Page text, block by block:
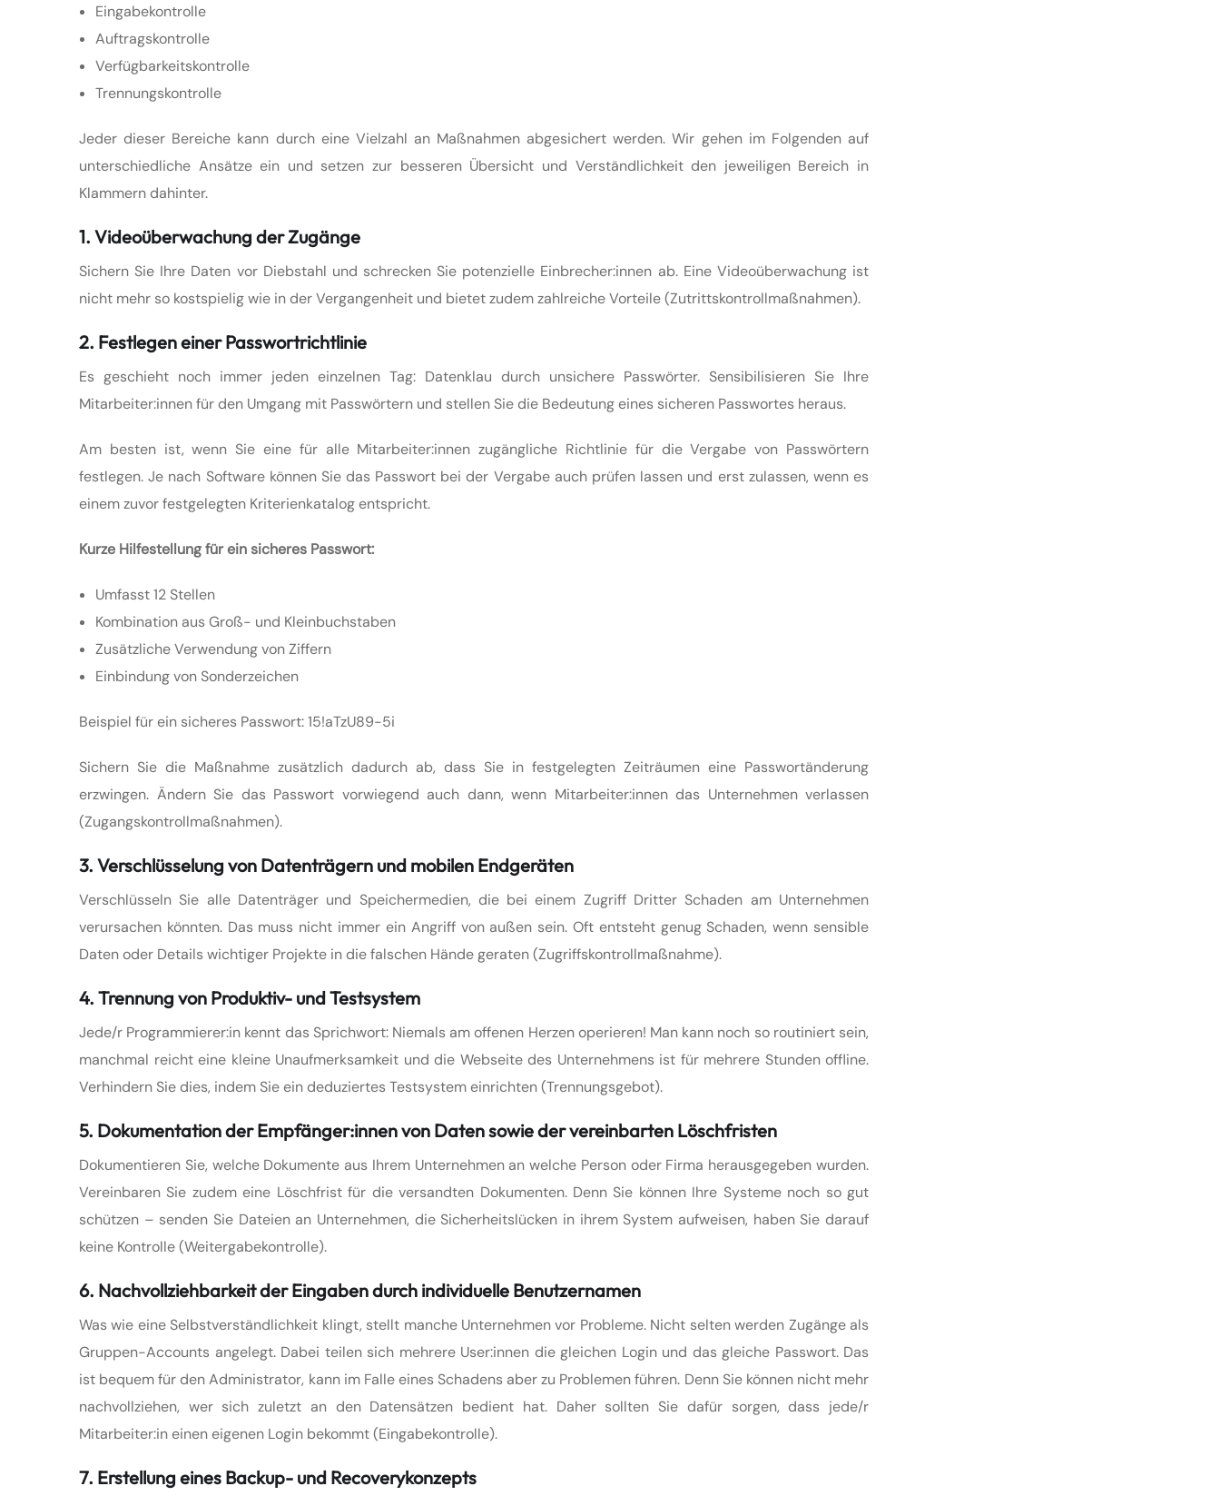
Eingabekontrolle
Auftragskontrolle
Verfügbarkeitskontrolle
Trennungskontrolle
Jeder dieser Bereiche kann durch eine Vielzahl an Maßnahmen abgesichert werden. Wir gehen im Folgenden auf
unterschiedliche Ansätze ein und setzen zur besseren Übersicht und Verständlichkeit den jeweiligen Bereich in
Klammern dahinter.
1. Videoüberwachung der Zugänge
Sichern Sie Ihre Daten vor Diebstahl und schrecken Sie potenzielle Einbrecher:innen ab. Eine Videoüberwachung ist
nicht mehr so kostspielig wie in der Vergangenheit und bietet zudem zahlreiche Vorteile (Zutrittskontrollmaßnahmen).
2. Festlegen einer Passwortrichtlinie
Es geschieht noch immer jeden einzelnen Tag: Datenklau durch unsichere Passwörter. Sensibilisieren Sie Ihre
Mitarbeiter:innen für den Umgang mit Passwörtern und stellen Sie die Bedeutung eines sicheren Passwortes heraus.
Am besten ist, wenn Sie eine für alle Mitarbeiter:innen zugängliche Richtlinie für die Vergabe von Passwörtern
festlegen. Je nach Software können Sie das Passwort bei der Vergabe auch prüfen lassen und erst zulassen, wenn es
einem zuvor festgelegten Kriterienkatalog entspricht.
Kurze Hilfestellung für ein sicheres Passwort:
Umfasst 12 Stellen
Kombination aus Groß- und Kleinbuchstaben
Zusätzliche Verwendung von Ziffern
Einbindung von Sonderzeichen
Beispiel für ein sicheres Passwort: 15!aTzU89-5i
Sichern Sie die Maßnahme zusätzlich dadurch ab, dass Sie in festgelegten Zeiträumen eine Passwortänderung
erzwingen. Ändern Sie das Passwort vorwiegend auch dann, wenn Mitarbeiter:innen das Unternehmen verlassen
(Zugangskontrollmaßnahmen).
3. Verschlüsselung von Datenträgern und mobilen Endgeräten
Verschlüsseln Sie alle Datenträger und Speichermedien, die bei einem Zugriff Dritter Schaden am Unternehmen
verursachen könnten. Das muss nicht immer ein Angriff von außen sein. Oft entsteht genug Schaden, wenn sensible
Daten oder Details wichtiger Projekte in die falschen Hände geraten (Zugriffskontrollmaßnahme).
4. Trennung von Produktiv- und Testsystem
Jede/r Programmierer:in kennt das Sprichwort: Niemals am offenen Herzen operieren! Man kann noch so routiniert sein,
manchmal reicht eine kleine Unaufmerksamkeit und die Webseite des Unternehmens ist für mehrere Stunden offline.
Verhindern Sie dies, indem Sie ein deduziertes Testsystem einrichten (Trennungsgebot).
5. Dokumentation der Empfänger:innen von Daten sowie der vereinbarten Löschfristen
Dokumentieren Sie, welche Dokumente aus Ihrem Unternehmen an welche Person oder Firma herausgegeben wurden.
Vereinbaren Sie zudem eine Löschfrist für die versandten Dokumenten. Denn Sie können Ihre Systeme noch so gut
schützen – senden Sie Dateien an Unternehmen, die Sicherheitslücken in ihrem System aufweisen, haben Sie darauf
keine Kontrolle (Weitergabekontrolle).
6. Nachvollziehbarkeit der Eingaben durch individuelle Benutzernamen
Was wie eine Selbstverständlichkeit klingt, stellt manche Unternehmen vor Probleme. Nicht selten werden Zugänge als
Gruppen-Accounts angelegt. Dabei teilen sich mehrere User:innen die gleichen Login und das gleiche Passwort. Das
ist bequem für den Administrator, kann im Falle eines Schadens aber zu Problemen führen. Denn Sie können nicht mehr
nachvollziehen, wer sich zuletzt an den Datensätzen bedient hat. Daher sollten Sie dafür sorgen, dass jede/r
Mitarbeiter:in einen eigenen Login bekommt (Eingabekontrolle).
7. Erstellung eines Backup- und Recoverykonzepts